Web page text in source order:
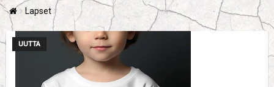
Lapset
UUTTA